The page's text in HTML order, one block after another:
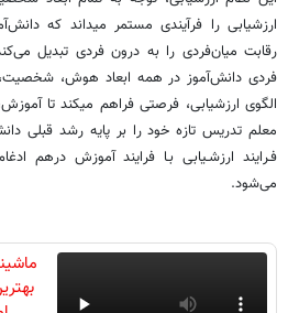
ارزشیابی را فرآیندی مستمر می­داند که
رقابت میان‌­فردی را به درون فردی تبدیل
فردی دانش‌­آموز در همه ابعاد هوش، شخصیت،
الگوی ارزشیابی، فرصتی فراهم می­کند تا
معلم تدریس تازه خود را بر پایه رشد قبلی
فـرایند ارزشـیابی‌ بـا فرایند آموزش‌
می‌شود.